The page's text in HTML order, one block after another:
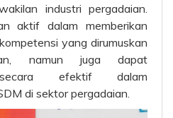
industri pergadaian.
aktif dalam memberikan
yang dirumuskan
namun juga dapat
secara efektif dalam
di sektor pergadaian.